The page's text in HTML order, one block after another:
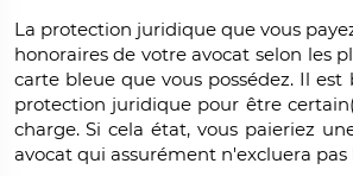
La protection juridique que vous
honoraires de votre avocat selon les
carte bleue que vous possédez. Il
protection juridique pour être
charge. Si cela état, vous paieriez
avocat qui assurément n'excluera